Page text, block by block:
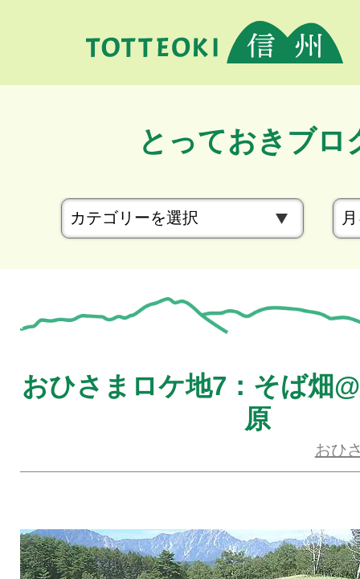
とっておきブロ
カ
テ
リ
ー
おひさまロケ地7：そば畑
原
おひ